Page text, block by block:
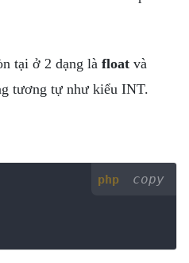
tại ở 2 dạng là float và
tương tự như kiểu INT.
php copy